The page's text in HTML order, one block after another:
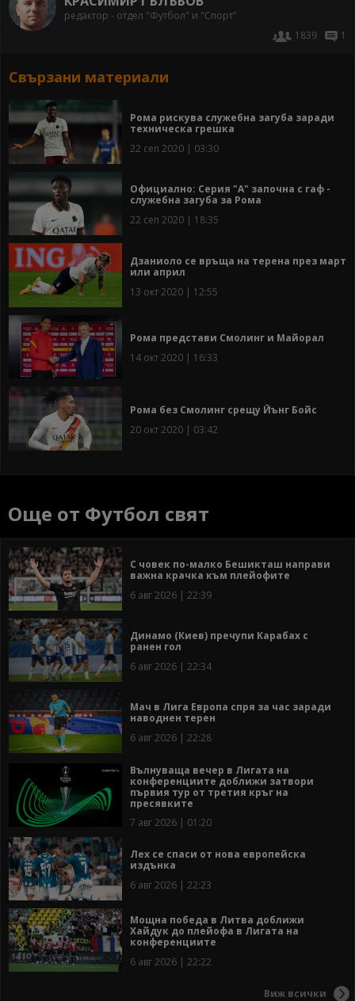
редактор - отдел "Футбол" и "Спорт"
1839
1
Свързани материали
Рома рискува служебна загуба заради
техническа грешка
22 сеп 2020 | 03:30
Официално: Серия "А" започна с гаф -
служебна загуба за Рома
22 сеп 2020 | 18:35
Дзаниоло се връща на терена през март
или април
13 окт 2020 | 12:55
Рома представи Смолинг и Майорал
14 окт 2020 | 16:33
Рома без Смолинг срещу Йънг Бойс
20 окт 2020 | 03:42
Още от Футбол свят
С човек по-малко Бешикташ направи
важна крачка към плейофите
6 авг 2026 | 22:39
Динамо (Киев) пречупи Карабах с
ранен гол
6 авг 2026 | 22:34
Мач в Лига Европа спря за час заради
наводнен терен
6 авг 2026 | 22:28
Вълнуваща вечер в Лигата на
конференциите доближи затвори
първия тур от третия кръг на
пресявките
7 авг 2026 | 01:20
Лех се спаси от нова европейска
издънка
6 авг 2026 | 22:23
Мощна победа в Литва доближи
Хайдук до плейофа в Лигата на
конференциите
6 авг 2026 | 22:22
Виж всички